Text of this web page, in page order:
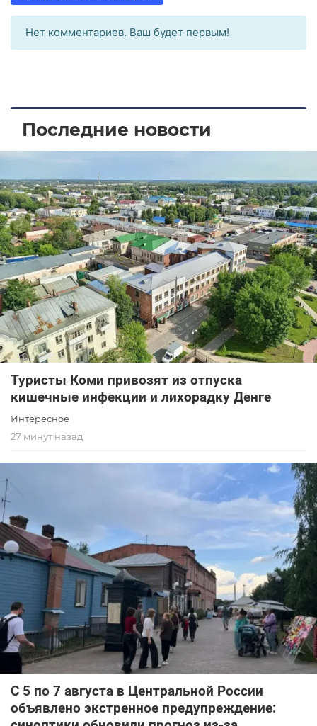
Нет комментариев. Ваш будет первым!
Последние новости
Туристы Коми привозят из отпуска
кишечные инфекции и лихорадку Денге
Интересное
27 минут назад
С 5 по 7 августа в Центральной России
объявлено экстренное предупреждение: